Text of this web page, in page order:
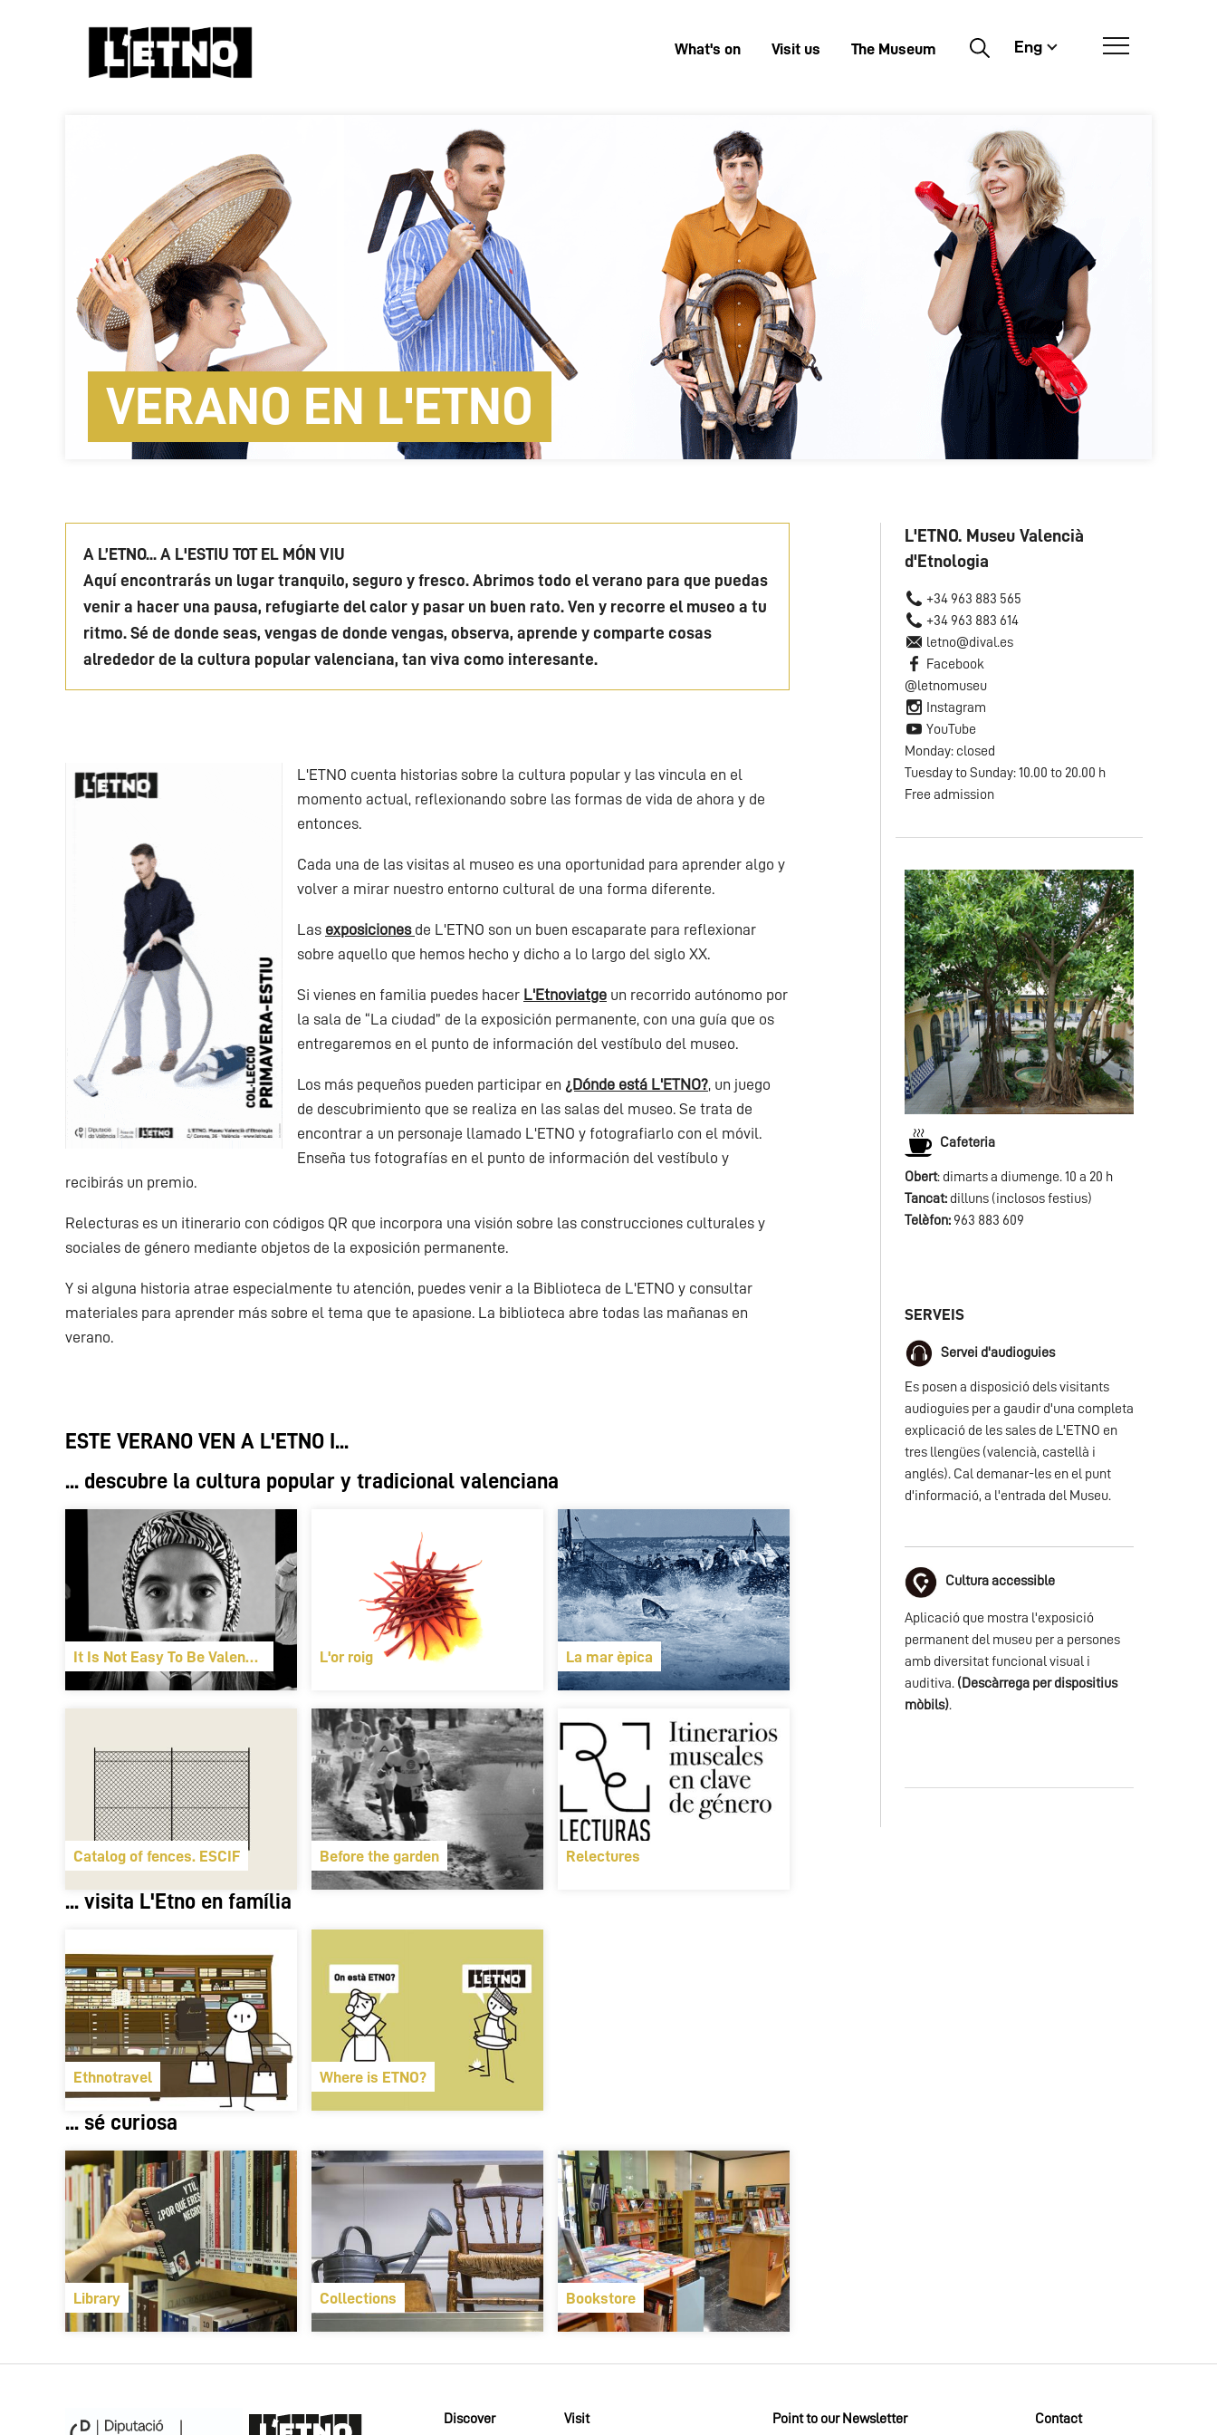
Menú
What's on Visit us The Museum Buscar Eng
VERANO EN L'ETNO
A L’ETNO... A L'ESTIU TOT EL MÓN VIU
Aquí encontrarás un lugar tranquilo, seguro y fresco. Abrimos todo el verano para que puedas
venir a hacer una pausa, refugiarte del calor y pasar un buen rato. Ven y recorre el museo a tu
ritmo. Sé de donde seas, vengas de donde vengas, observa, aprende y comparte cosas
alrededor de la cultura popular valenciana, tan viva como interesante.
L'ETNO cuenta historias sobre la cultura popular y las vincula en el
momento actual, reflexionando sobre las formas de vida de ahora y de
entonces.
Cada una de las visitas al museo es una oportunidad para aprender algo y
volver a mirar nuestro entorno cultural de una forma diferente.
Las exposiciones de L'ETNO son un buen escaparate para reflexionar
sobre aquello que hemos hecho y dicho a lo largo del siglo XX.
Si vienes en familia puedes hacer L'Etnoviatge un recorrido autónomo por
la sala de “La ciudad” de la exposición permanente, con una guía que os
entregaremos en el punto de información del vestíbulo del museo.
Los más pequeños pueden participar en ¿Dónde está L'ETNO?, un juego
de descubrimiento que se realiza en las salas del museo. Se trata de
encontrar a un personaje llamado L'ETNO y fotografiarlo con el móvil.
Enseña tus fotografías en el punto de información del vestíbulo y
recibirás un premio.
Relecturas es un itinerario con códigos QR que incorpora una visión sobre las construcciones culturales y
sociales de género mediante objetos de la exposición permanente.
Y si alguna historia atrae especialmente tu atención, puedes venir a la Biblioteca de L'ETNO y consultar
materiales para aprender más sobre el tema que te apasione. La biblioteca abre todas las mañanas en
verano.
ESTE VERANO VEN A L'ETNO I...
... descubre la cultura popular y tradicional valenciana
It Is Not Easy To Be Valencian L'or roig La mar èpica
Catalog of fences. ESCIF Before the garden Relectures
... visita L'Etno en família
Ethnotravel Where is ETNO?
... sé curiosa
Library Collections Bookstore
L'ETNO. Museu Valencià
d'Etnologia
+34 963 883 565
+34 963 883 614
letno@dival.es
Facebook
@letnomuseu
Instagram
YouTube
Monday: closed
Tuesday to Sunday: 10.00 to 20.00 h
Free admission
Cafeteria
Obert: dimarts a diumenge. 10 a 20 h
Tancat: dilluns (inclosos festius)
Telèfon: 963 883 609
SERVEIS
Servei d'audioguies
Es posen a disposició dels visitants
audioguies per a gaudir d'una completa
explicació de les sales de L'ETNO en
tres llengües (valencià, castellà i
anglés). Cal demanar-les en el punt
d'informació, a l'entrada del Museu.
Cultura accessible
Aplicació que mostra l'exposició
permanent del museu per a persones
amb diversitat funcional visual i
auditiva. (Descàrrega per dispositius
mòbils).
Discover
Visit
Point to our Newsletter
Contact